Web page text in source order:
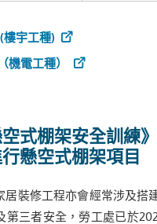
宇工種)
機電工種）
式棚架安全訓練
懸空式棚架項目
居裝修工程亦會經常涉及搭
第三者安全，勞工處已於